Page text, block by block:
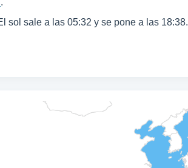
.
sol sale a las 05:32 y se pone a las 18:38.